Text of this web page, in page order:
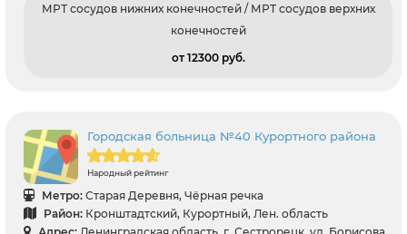
МРТ сосудов нижних конечностей / МРТ сосудов верхних
конечностей
от 12300 pуб.
Городская больница №40 Курортного района
Народный рейтинг
Метро: Старая Деревня, Чёрная речка
Район: Кронштадтский, Курортный, Лен. область